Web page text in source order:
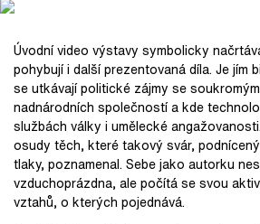
Úvodní video výstavy symbolicky
pohybují i další prezentovaná díla. Je jím
se utkávají politické zájmy se
nadnárodních společností a kde
službách války i umělecké
osudy těch, které takový svár,
tlaky, poznamenal. Sebe jako autorku
vzduchoprázdna, ale počítá se svou
vztahů, o kterých pojednává.